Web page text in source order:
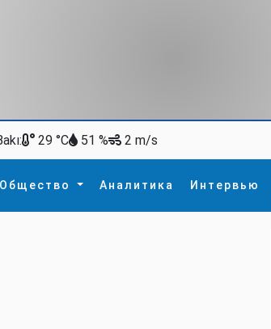
29 °C 51 % 2 m/s
Общество Аналитика Интервью